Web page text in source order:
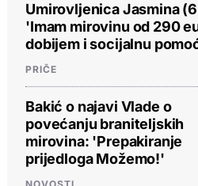
Umirovljenica Jasmina
'Imam mirovinu od 290
dobijem i socijalnu
PRIČE
Bakić o najavi Vlade o
povećanju braniteljskih
mirovina: 'Prepakiranje
prijedloga Možemo!'